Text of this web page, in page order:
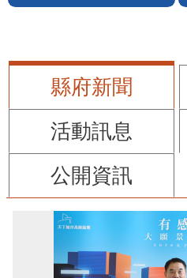
縣府新聞
活動訊息
公開資訊